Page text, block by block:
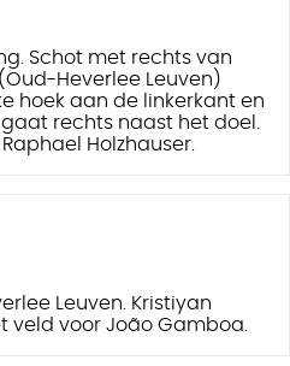
Schot met rechts van
Heverlee Leuven)
hoek aan de linkerkant en
rechts naast het doel.
Holzhauser.
Leuven. Kristiyan
veld voor João Gamboa.